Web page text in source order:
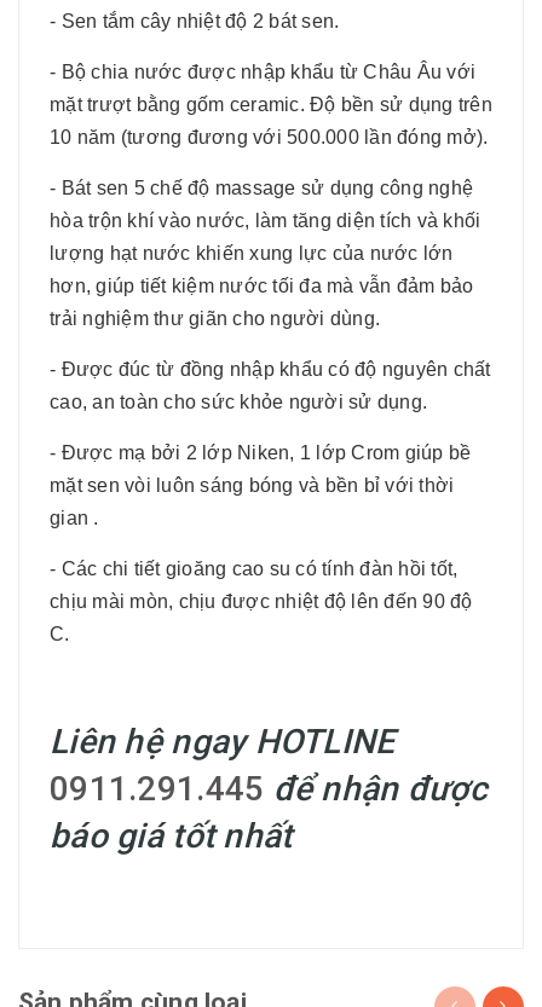
- Sen tắm cây nhiệt độ 2 bát sen.
- Bộ chia nước được nhập khẩu từ Châu Âu với
mặt trượt bằng gốm ceramic. Độ bền sử dụng trên
10 năm (tương đương với 500.000 lần đóng mở).
- Bát sen 5 chế độ massage sử dụng công nghệ
hòa trộn khí vào nước, làm tăng diện tích và khối
lượng hạt nước khiến xung lực của nước lớn
hơn, giúp tiết kiệm nước tối đa mà vẫn đảm bảo
trải nghiệm thư giãn cho người dùng.
- Được đúc từ đồng nhập khẩu có độ nguyên chất
cao, an toàn cho sức khỏe người sử dụng.
- Được mạ bởi 2 lớp Niken, 1 lớp Crom giúp bề
mặt sen vòi luôn sáng bóng và bền bỉ với thời
gian .
- Các chi tiết gioăng cao su có tính đàn hồi tốt,
chịu mài mòn, chịu được nhiệt độ lên đến 90 độ
C.
Liên hệ ngay HOTLINE
0911.291.445 để nhận được
báo giá tốt nhất